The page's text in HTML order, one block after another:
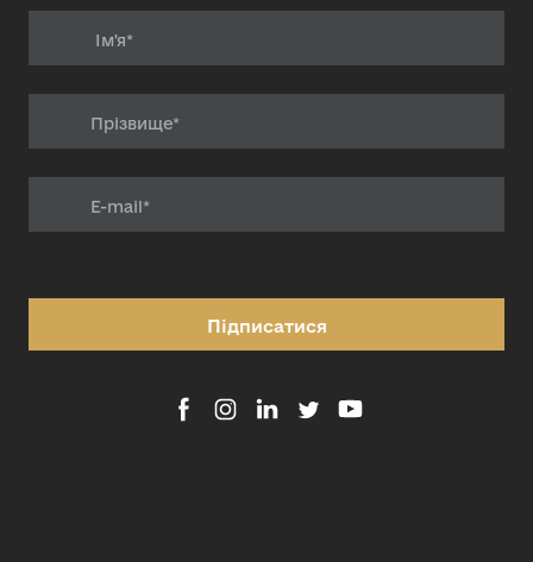
Підписатися